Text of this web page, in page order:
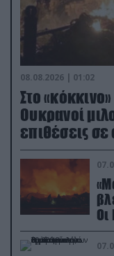
08.08.2026 | 01:02
Στο
Ουκρανοί
επιθέσεις σε
Οι